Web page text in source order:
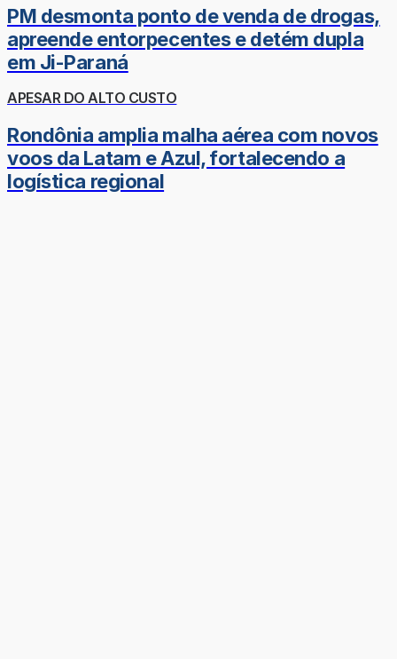
PM desmonta ponto de venda de drogas,
apreende entorpecentes e detém dupla
em Ji-Paraná
APESAR DO ALTO CUSTO
Rondônia amplia malha aérea com novos
voos da Latam e Azul, fortalecendo a
logística regional